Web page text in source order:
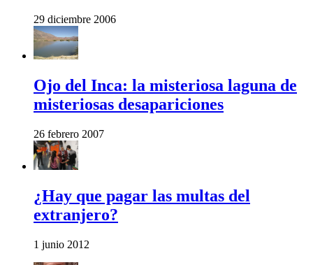
29 diciembre 2006
Ojo del Inca: la misteriosa laguna de
misteriosas desapariciones
26 febrero 2007
¿Hay que pagar las multas del
extranjero?
1 junio 2012